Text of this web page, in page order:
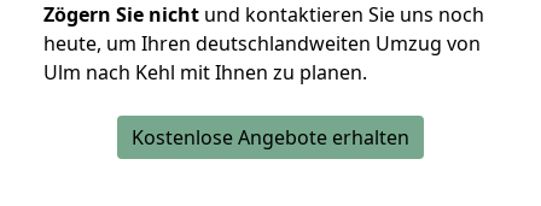
Zögern Sie nicht und kontaktieren Sie uns noch
heute, um Ihren deutschlandweiten Umzug von
Ulm nach Kehl mit Ihnen zu planen.
Kostenlose Angebote erhalten